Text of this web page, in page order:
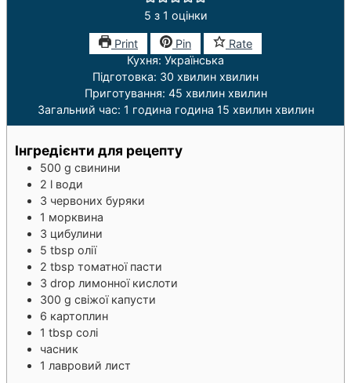
5 з 1 оцінки
Print Pin
Rate
Кухня: Українська
Підготовка: 30 хвилин хвилин
Приготування: 45 хвилин хвилин
Загальний час: 1 година година 15 хвилин хвилин
Інгредієнти для рецепту
500 g свинини
2 l води
3 червоних буряки
1 морквина
3 цибулини
5 tbsp олії
2 tbsp томатної пасти
3 drop лимонної кислоти
300 g свіжої капусти
6 картоплин
1 tbsp солі
часник
1 лавровий лист